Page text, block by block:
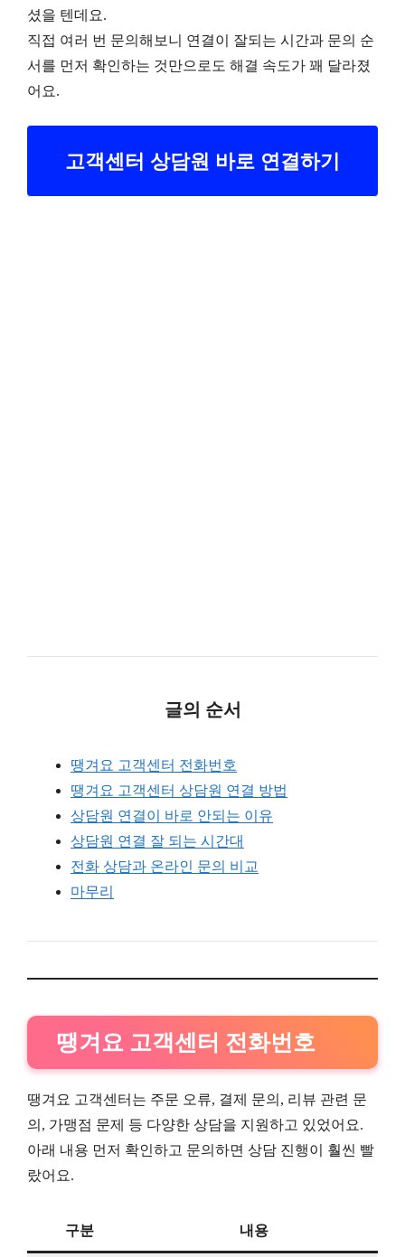
셨을 텐데요.
직접 여러 번 문의해보니 연결이 잘되는 시간과 문의 순
서를 먼저 확인하는 것만으로도 해결 속도가 꽤 달라졌
어요.
고객센터 상담원 바로 연결하기
글의 순서
땡겨요 고객센터 전화번호
땡겨요 고객센터 상담원 연결 방법
상담원 연결이 바로 안되는 이유
상담원 연결 잘 되는 시간대
전화 상담과 온라인 문의 비교
마무리
땡겨요 고객센터 전화번호
땡겨요 고객센터는 주문 오류, 결제 문의, 리뷰 관련 문
의, 가맹점 문제 등 다양한 상담을 지원하고 있었어요.
아래 내용 먼저 확인하고 문의하면 상담 진행이 훨씬 빨
랐어요.
구분 내용